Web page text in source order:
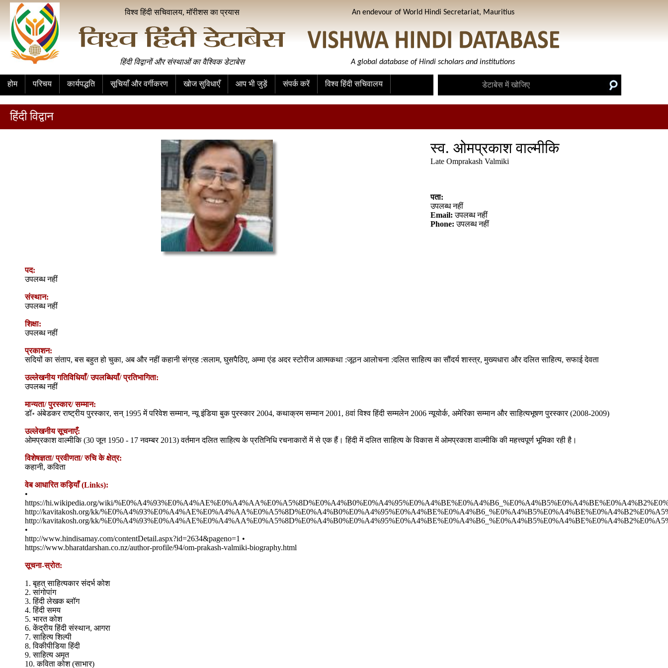
विश्व हिंदी सचिवालय, मॉरीशस का प्रयास An endevour of World Hindi Secretariat, Mauritius
हिंदी विद्वानों और संस्थाओं का वैश्विक डेटाबेस A global database of Hindi scholars and institutions
होम परिचय कार्यपद्धति सूचियाँ और वर्गीकरण खोज सुविधाएँ आप भी जुड़ें संपर्क करें विश्व हिंदी सचिवालय
हिंदी विद्वान
स्व. ओमप्रकाश वाल्मीकि
Late Omprakash Valmiki
पता:
उपलब्ध नहीं
Email:उपलब्ध नहीं
Phone:उपलब्ध नहीं
पद:
उपलब्ध नहीं
संस्थान:
उपलब्ध नहीं
शिक्षा:
उपलब्ध नहीं
प्रकाशन:
सदियों का संताप, बस बहुत हो चुका, अब और नहीं कहानी संग्रह :सलाम, घुसपैठिए, अम्‍मा एंड अदर स्‍टोरीज आत्मकथा :जूठन आलोचना :दलित साहित्य का सौंदर्य शास्त्र, मुख्यधारा और दलित साहित्य, सफाई देवता
उल्लेखनीय गतिविधियाँ/ उपलब्धियाँ/ प्रतिभागिता:
उपलब्ध नहीं
मान्यता/ पुरस्कार/ सम्मान:
डॉ॰ अंबेडकर राष्ट्रीय पुरस्कार, सन् 1995 में परिवेश सम्मान, न्यू इंडिया बुक पुरस्कार 2004, कथाक्रम सम्मान 2001, 8वां विश्व हिंदी सम्मलेन 2006 न्यूयोर्क, अमेरिका सम्मान और साहित्यभूषण पुरस्कार (2008-2009)
उल्लेखनीय सूचनाएँ:
ओमप्रकाश वाल्मीकि (30 जून 1950 - 17 नवम्बर 2013) वर्तमान दलित साहित्य के प्रतिनिधि रचनाकारों में से एक हैं। हिंदी में दलित साहित्य के विकास में ओमप्रकाश वाल्मीकि की महत्त्वपूर्ण भूमिका रही है।
विशेषज्ञता/ प्रवीणता/ रुचि के क्षेत्र:
कहानी, कविता
वेब आधारित कड़ियाँ (Links):
•
https://hi.wikipedia.org/wiki/
http://kavitakosh.org/kk/
http://kavitakosh.org/kk/
•
http://www.hindisamay.com/contentDetail.aspx?id=2634&pageno=1 •
https://www.bharatdarshan.co.nz/author-profile/94/om-prakash-valmiki-biography.html
सूचना-स्रोत:
1. बृहत् साहित्यकार संदर्भ कोश
2. सांगोपांग
3. हिंदी लेखक ब्लॉग
4. हिंदी समय
5. भारत कोश
6. केंद्रीय हिंदी संस्थान, आगरा
7. साहित्य शिल्पी
8. विकीपीडिया हिंदी
9. साहित्य अमृत
10. कविता कोश (साभार)